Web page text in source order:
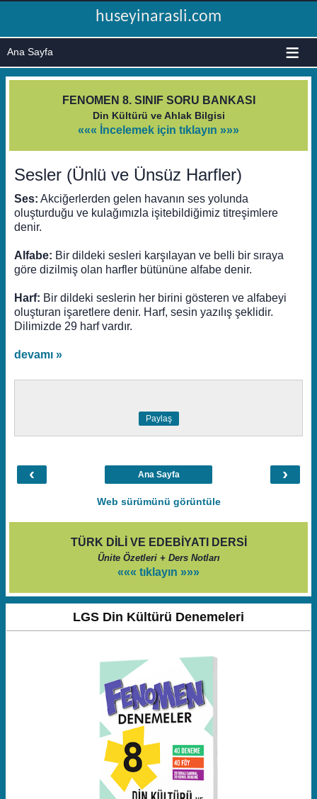
huseyinarasli.com
≡
FENOMEN 8. SINIF SORU BANKASI
Din Kültürü ve Ahlak Bilgisi
««« İncelemek için tıklayın »»»
Sesler (Ünlü ve Ünsüz Harfler)
Ses: Akciğerlerden gelen havanın ses yolunda
oluşturduğu ve kulağımızla işitebildiğimiz titreşimlere
denir.
Alfabe: Bir dildeki sesleri karşılayan ve belli bir sıraya
göre dizilmiş olan harfler bütününe alfabe denir.
Harf: Bir dildeki seslerin her birini gösteren ve alfabeyi
oluşturan işaretlere denir. Harf, sesin yazılış şeklidir.
Dilimizde 29 harf vardır.
devamı »
Paylaş
‹ ›
Ana Sayfa
Web sürümünü görüntüle
TÜRK DİLİ VE EDEBİYATI DERSİ
Ünite Özetleri + Ders Notları
««« tıklayın »»»
LGS Din Kültürü Denemeleri